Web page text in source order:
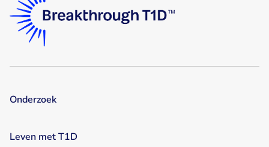
Onderzoek
Leven met T1D